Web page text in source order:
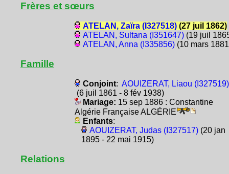
Frères et sœurs
ATELAN, Zaïra (I327518)(27 juil 1862)
ATELAN, Sultana (I351647)(19 juil
ATELAN, Anna (I335856)(10 mars
Famille
Conjoint: AOUIZERAT, Liaou (I327519)
(6 juil 1861 - 8 fév 1938)
Mariage: 15 sep 1886 : Constantine
Algérie Française ALGÉRIE
Enfants:
AOUIZERAT, Judas (I327517)(20 jan
1895 - 22 mai 1915)
Relations